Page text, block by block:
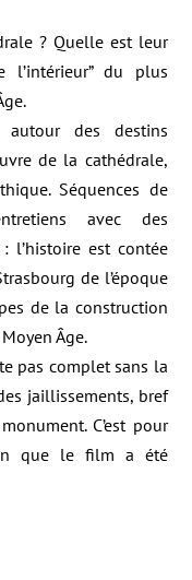
? Quelle est leur
l’intérieur” du plus
autour des destins
de la cathédrale,
Séquences de
avec des
l’histoire est contée
de l’époque
de la construction
Âge.
pas complet sans la
jaillissements, bref
C’est pour
que le film a été